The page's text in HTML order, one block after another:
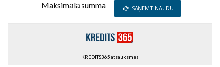
Maksimālā summa SAŅEMT NAUDU
KREDITS365 atsauksmes